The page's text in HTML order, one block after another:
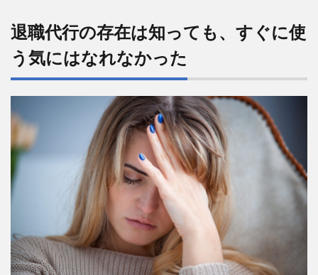
退職代行の存在は知っても、すぐに使
う気にはなれなかった